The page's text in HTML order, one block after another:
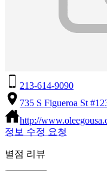
213-614-9090
735 S Figueroa St
http://
정보 수정 요청
별점 리뷰